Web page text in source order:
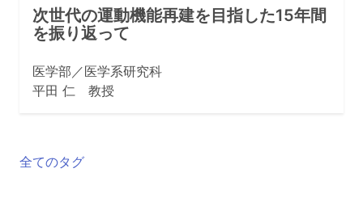
次世代の運動機能再建を目指した15年間
を振り返って
医学部／医学系研究科
平田 仁 教授
全てのタグ